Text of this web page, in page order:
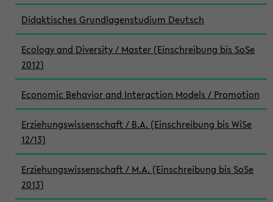
Didaktisches Grundlagenstudium Deutsch
Ecology and Diversity / Master (Einschreibung bis SoSe
2012)
Economic Behavior and Interaction Models / Promotion
Erziehungswissenschaft / B.A. (Einschreibung bis WiSe
12/13)
Erziehungswissenschaft / M.A. (Einschreibung bis SoSe
2013)